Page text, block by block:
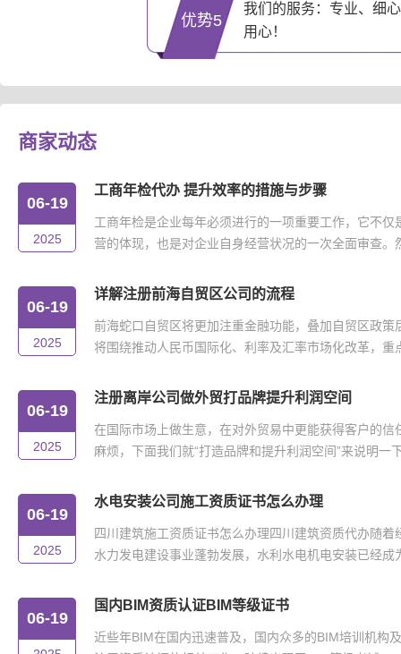
优势5
我们的服务：专业、细
用心！
商家动态
06-19
2025
工商年检代办 提升效率的措施与步骤
工商年检是企业每年必须进行的一项重要工作，它不仅
营的体现，也是对企业自身经营状况的一次全面审查。
06-19
2025
详解注册前海自贸区公司的流程
前海蛇口自贸区将更加注重金融功能，叠加自贸区政策
将围绕推动人民币国际化、利率及汇率市场化改革，重
06-19
2025
注册离岸公司做外贸打品牌提升利润空间
在国际市场上做生意，在对外贸易中更能获得客户的信
麻烦，下面我们就“打造品牌和提升利润空间”来说明一
06-19
2025
水电安装公司施工资质证书怎么办理
四川建筑施工资质证书怎么办理四川建筑资质代办随着
水力发电建设事业蓬勃发展，水利水电机电安装已经成
06-19
国内BIM资质认证BIM等级证书
近些年BIM在国内迅速普及，国内众多的BIM培训机构